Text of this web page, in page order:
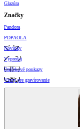
Glazúra
Značky
Pandora
PDPAOLA
Novinky
Výpredaj
Darčekové poukazy
Vzory pre gravírovanie